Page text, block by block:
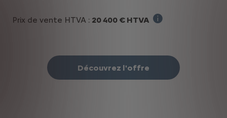
Prix de vente HTVA : 20 400 € HTVA
Découvrez l'offre